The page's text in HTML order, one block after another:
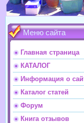
Меню сайта
Главная страница
КАТАЛОГ
Информация о
Каталог статей
Форум
Книга отзывов